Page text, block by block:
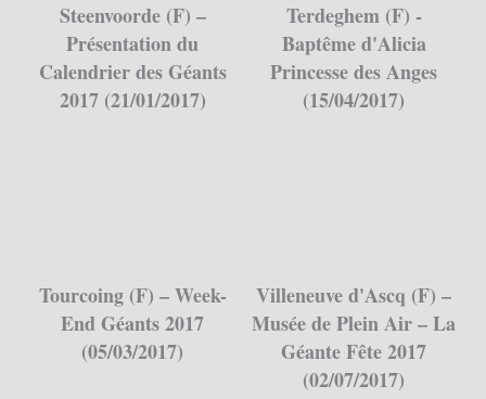
Steenvoorde (F) –
Présentation du
Calendrier des Géants
2017 (21/01/2017)
Terdeghem (F) -
Baptême d'Alicia
Princesse des Anges
(15/04/2017)
Tourcoing (F) – Week-
End Géants 2017
(05/03/2017)
Villeneuve d'Ascq (F) –
Musée de Plein Air – La
Géante Fête 2017
(02/07/2017)